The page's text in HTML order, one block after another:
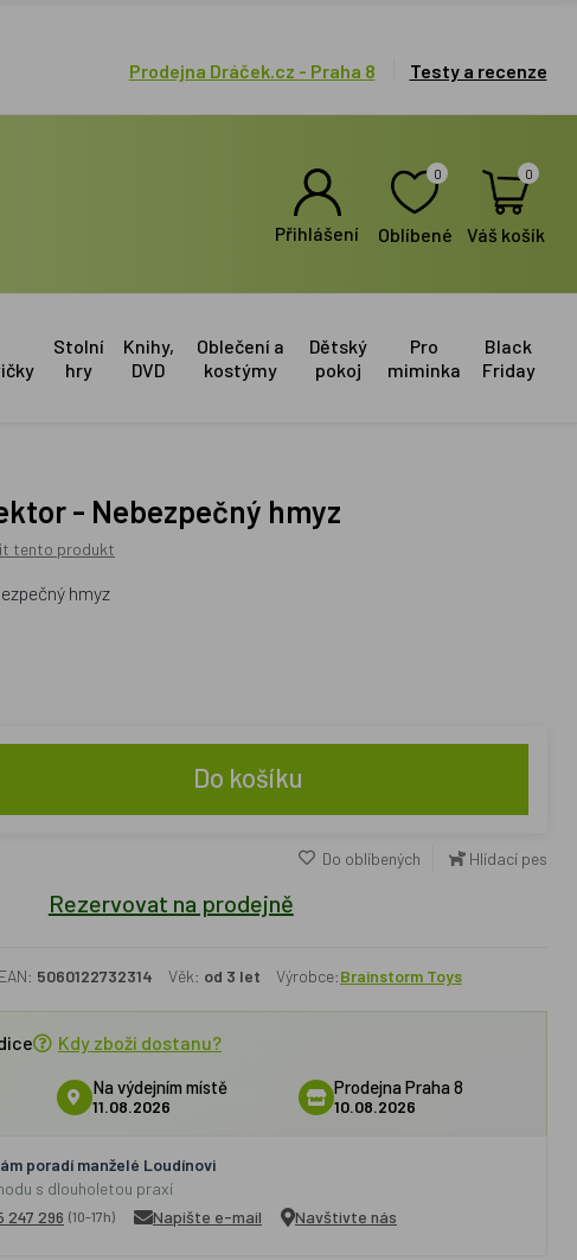
Prodejna Dráček.cz - Praha 8 Testy a recenze
Přihlášení
0
Oblíbené
0
Váš košík
Stolní
hry
Knihy,
DVD
Oblečení a
kostýmy
Dětský
pokoj
Pro
miminka
Black
Friday
- Nebezpečný hmyz
tento produkt
hmyz
Do košíku
Do oblíbených Hlídací pes
Rezervovat na prodejně
EAN: 5060122732314 Věk: od 3 let Výrobce:Brainstorm Toys
Kdy zboží dostanu?
Na výdejním místě
11.08.2026
Prodejna Praha 8
10.08.2026
poradí manželé Loudínovi
s dlouholetou praxí
247 296 (10-17h) Napište e-mail Navštivte nás